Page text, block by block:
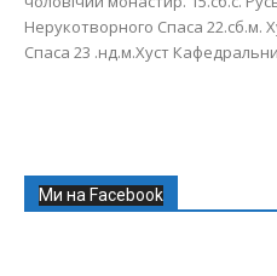
Нерукотворного Спаса 22.сб.м.
Спаса 23 .нд.м.Хуст
Ми на Facebook